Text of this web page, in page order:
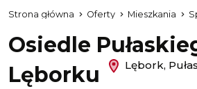
Strona główna Oferty Mieszkania
Osiedle
Lęborku
Lębork,